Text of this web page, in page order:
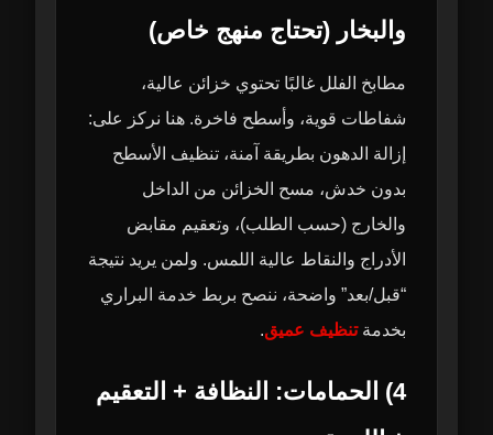
والبخار (تحتاج منهج خاص)
مطابخ الفلل غالبًا تحتوي خزائن عالية،
شفاطات قوية، وأسطح فاخرة. هنا نركز على:
إزالة الدهون بطريقة آمنة، تنظيف الأسطح
بدون خدش، مسح الخزائن من الداخل
والخارج (حسب الطلب)، وتعقيم مقابض
الأدراج والنقاط عالية اللمس. ولمن يريد نتيجة
“قبل/بعد” واضحة، ننصح بربط خدمة البراري
بخدمةتنظيف عميق.
4) الحمامات: النظافة + التعقيم